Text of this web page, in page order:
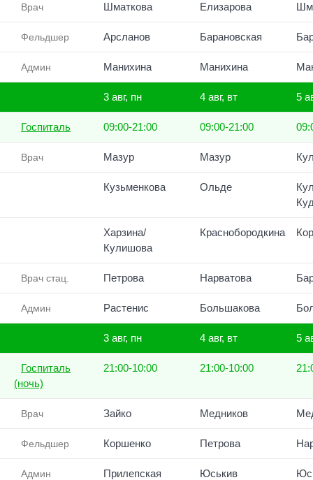
Врач Шматкова Елизарова
Фельдшер Арсланов Барановская
Админ Манихина Манихина
3 авг, пн 4 авг, вт 5
Госпиталь 09:00-21:00 09:00-21:00
Врач Мазур Мазур
Кузьменкова Ольде
Харзина/
Кулишова
Краснобородкина
Врач стац. Петрова Нарватова
Админ Растенис Большакова
3 авг, пн 4 авг, вт 5
Госпиталь
(ночь)
21:00-10:00 21:00-10:00
Врач Зайко Медников
Фельдшер Коршенко Петрова
Админ Прилепская Юськив